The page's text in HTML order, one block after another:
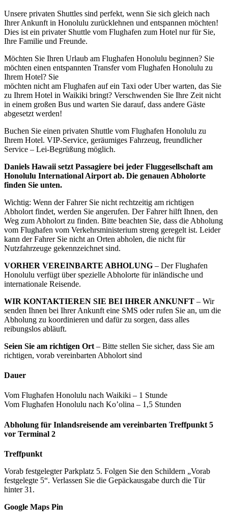
Unsere privaten Shuttles sind perfekt, wenn Sie sich gleich nach
Ihrer Ankunft in Honolulu zurücklehnen und entspannen möchten!
Dies ist ein privater Shuttle vom Flughafen zum Hotel nur für Sie,
Ihre Familie und Freunde.
Möchten Sie Ihren Urlaub am Flughafen Honolulu beginnen? Sie
möchten einen entspannten Transfer vom Flughafen Honolulu zu
Ihrem Hotel? Sie
möchten nicht am Flughafen auf ein Taxi oder Uber warten, das Sie
zu Ihrem Hotel in Waikiki bringt? Verschwenden Sie Ihre Zeit nicht
in einem großen Bus und warten Sie darauf, dass andere Gäste
abgesetzt werden!
Buchen Sie einen privaten Shuttle vom Flughafen Honolulu zu
Ihrem Hotel. VIP-Service, geräumiges Fahrzeug, freundlicher
Service – Lei-Begrüßung möglich.
Daniels Hawaii setzt Passagiere bei jeder Fluggesellschaft am
Honolulu International Airport ab. Die genauen Abholorte
finden Sie unten.
Wichtig: Wenn der Fahrer Sie nicht rechtzeitig am richtigen
Abholort findet, werden Sie angerufen. Der Fahrer hilft Ihnen, den
Weg zum Abholort zu finden. Bitte beachten Sie, dass die Abholung
vom Flughafen vom Verkehrsministerium streng geregelt ist. Leider
kann der Fahrer Sie nicht an Orten abholen, die nicht für
Nutzfahrzeuge gekennzeichnet sind.
VORHER VEREINBARTE ABHOLUNG – Der Flughafen
Honolulu verfügt über spezielle Abholorte für inländische und
internationale Reisende.
WIR KONTAKTIEREN SIE BEI ​​IHRER ANKUNFT – Wir
senden Ihnen bei Ihrer Ankunft eine SMS oder rufen Sie an, um die
Abholung zu koordinieren und dafür zu sorgen, dass alles
reibungslos abläuft.
Seien Sie am richtigen Ort – Bitte stellen Sie sicher, dass Sie am
richtigen, vorab vereinbarten Abholort sind
Dauer
Vom Flughafen Honolulu nach Waikiki – 1 Stunde
Vom Flughafen Honolulu nach Ko’olina – 1,5 Stunden
Abholung für Inlandsreisende am vereinbarten Treffpunkt 5
vor Terminal 2
Treffpunkt
Vorab festgelegter Parkplatz 5. Folgen Sie den Schildern „Vorab
festgelegte 5“. Verlassen Sie die Gepäckausgabe durch die Tür
hinter 31.
Google Maps Pin